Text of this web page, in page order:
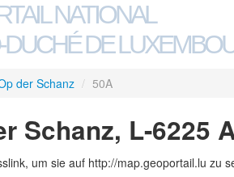
NATIONAL
DE
der Schanz / 50A
Schanz, L-6225
um sie auf http://map.geoportail.lu zu